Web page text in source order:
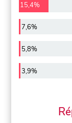
15,4%
7,6%
5,8%
3,9%